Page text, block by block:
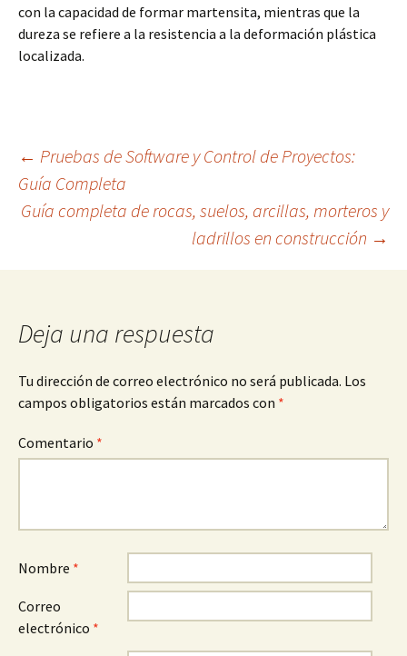
con la capacidad de formar martensita, mientras que la
dureza se refiere a la resistencia a la deformación plástica
localizada.
Navegación
de
entradas
← Pruebas de Software y Control de Proyectos:
Guía Completa
Guía completa de rocas, suelos, arcillas, morteros y
ladrillos en construcción →
Deja una respuesta
Tu dirección de correo electrónico no será publicada. Los
campos obligatorios están marcados con *
Comentario *
Nombre *
Correo
electrónico *